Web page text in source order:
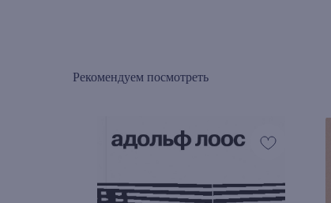
Рекомендуем посмотреть